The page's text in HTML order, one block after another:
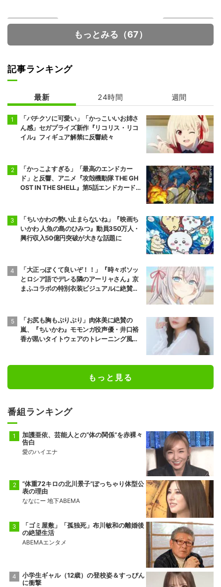
メダリスト 第2
期
魔術師クノンは
見えている
もっとみる（67）
記事ランキング
最新 24時間 週間
「バチクソに可愛い」「かっこいいお姉さ
ん感」セガプライズ新作『リコリス・リコ
イル』フィギュア解禁に反響続々
「かっこよすぎる」「最高のエンドカー
ド」と反響、アニメ『攻殻機動隊 THE GH
OST IN THE SHELL』第5話エンドカード公
「ちいかわの勢い止まらないね」『映画ち
いかわ 人魚の島のひみつ』動員350万人・
興行収入50億円突破が大きな話題に
「大正っぽくて良いぞ！！」『時々ボソッ
とロシア語でデレる隣のアーリャさん』京
まふコラボの特別衣装ビジュアルに絶賛の
「お尻も胸もぷりぷり」肉体美に絶賛の
嵐、『ちいかわ』モモンガ役声優・井口裕
香が黒いタイトウェアのトレーニング風景
もっと見る
番組ランキング
加護亜依、芸能人との“体の関係”を赤裸々
告白
愛のハイエナ
“体重72キロの北川景子”ぽっちゃり体型公
表の理由
ななにー 地下ABEMA
「ゴミ屋敷」「孤独死」布川敏和の離婚後
の絶望生活
ABEMAエンタメ
小学生ギャル（12歳）の登校姿＆すっぴん
に衝撃